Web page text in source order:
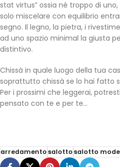
stat virtus” ossia nè troppo di
solo miscelare con equilibrio
segno. Il legno, la pietra, i
ad uno spazio minimal la giusta
distintivo.
Chissà in quale luogo della tua
soprattutto chissà se lo hai fatto
Per i prossimi che leggerai,
pensato con te e per te…
arredamentosalottosalotto